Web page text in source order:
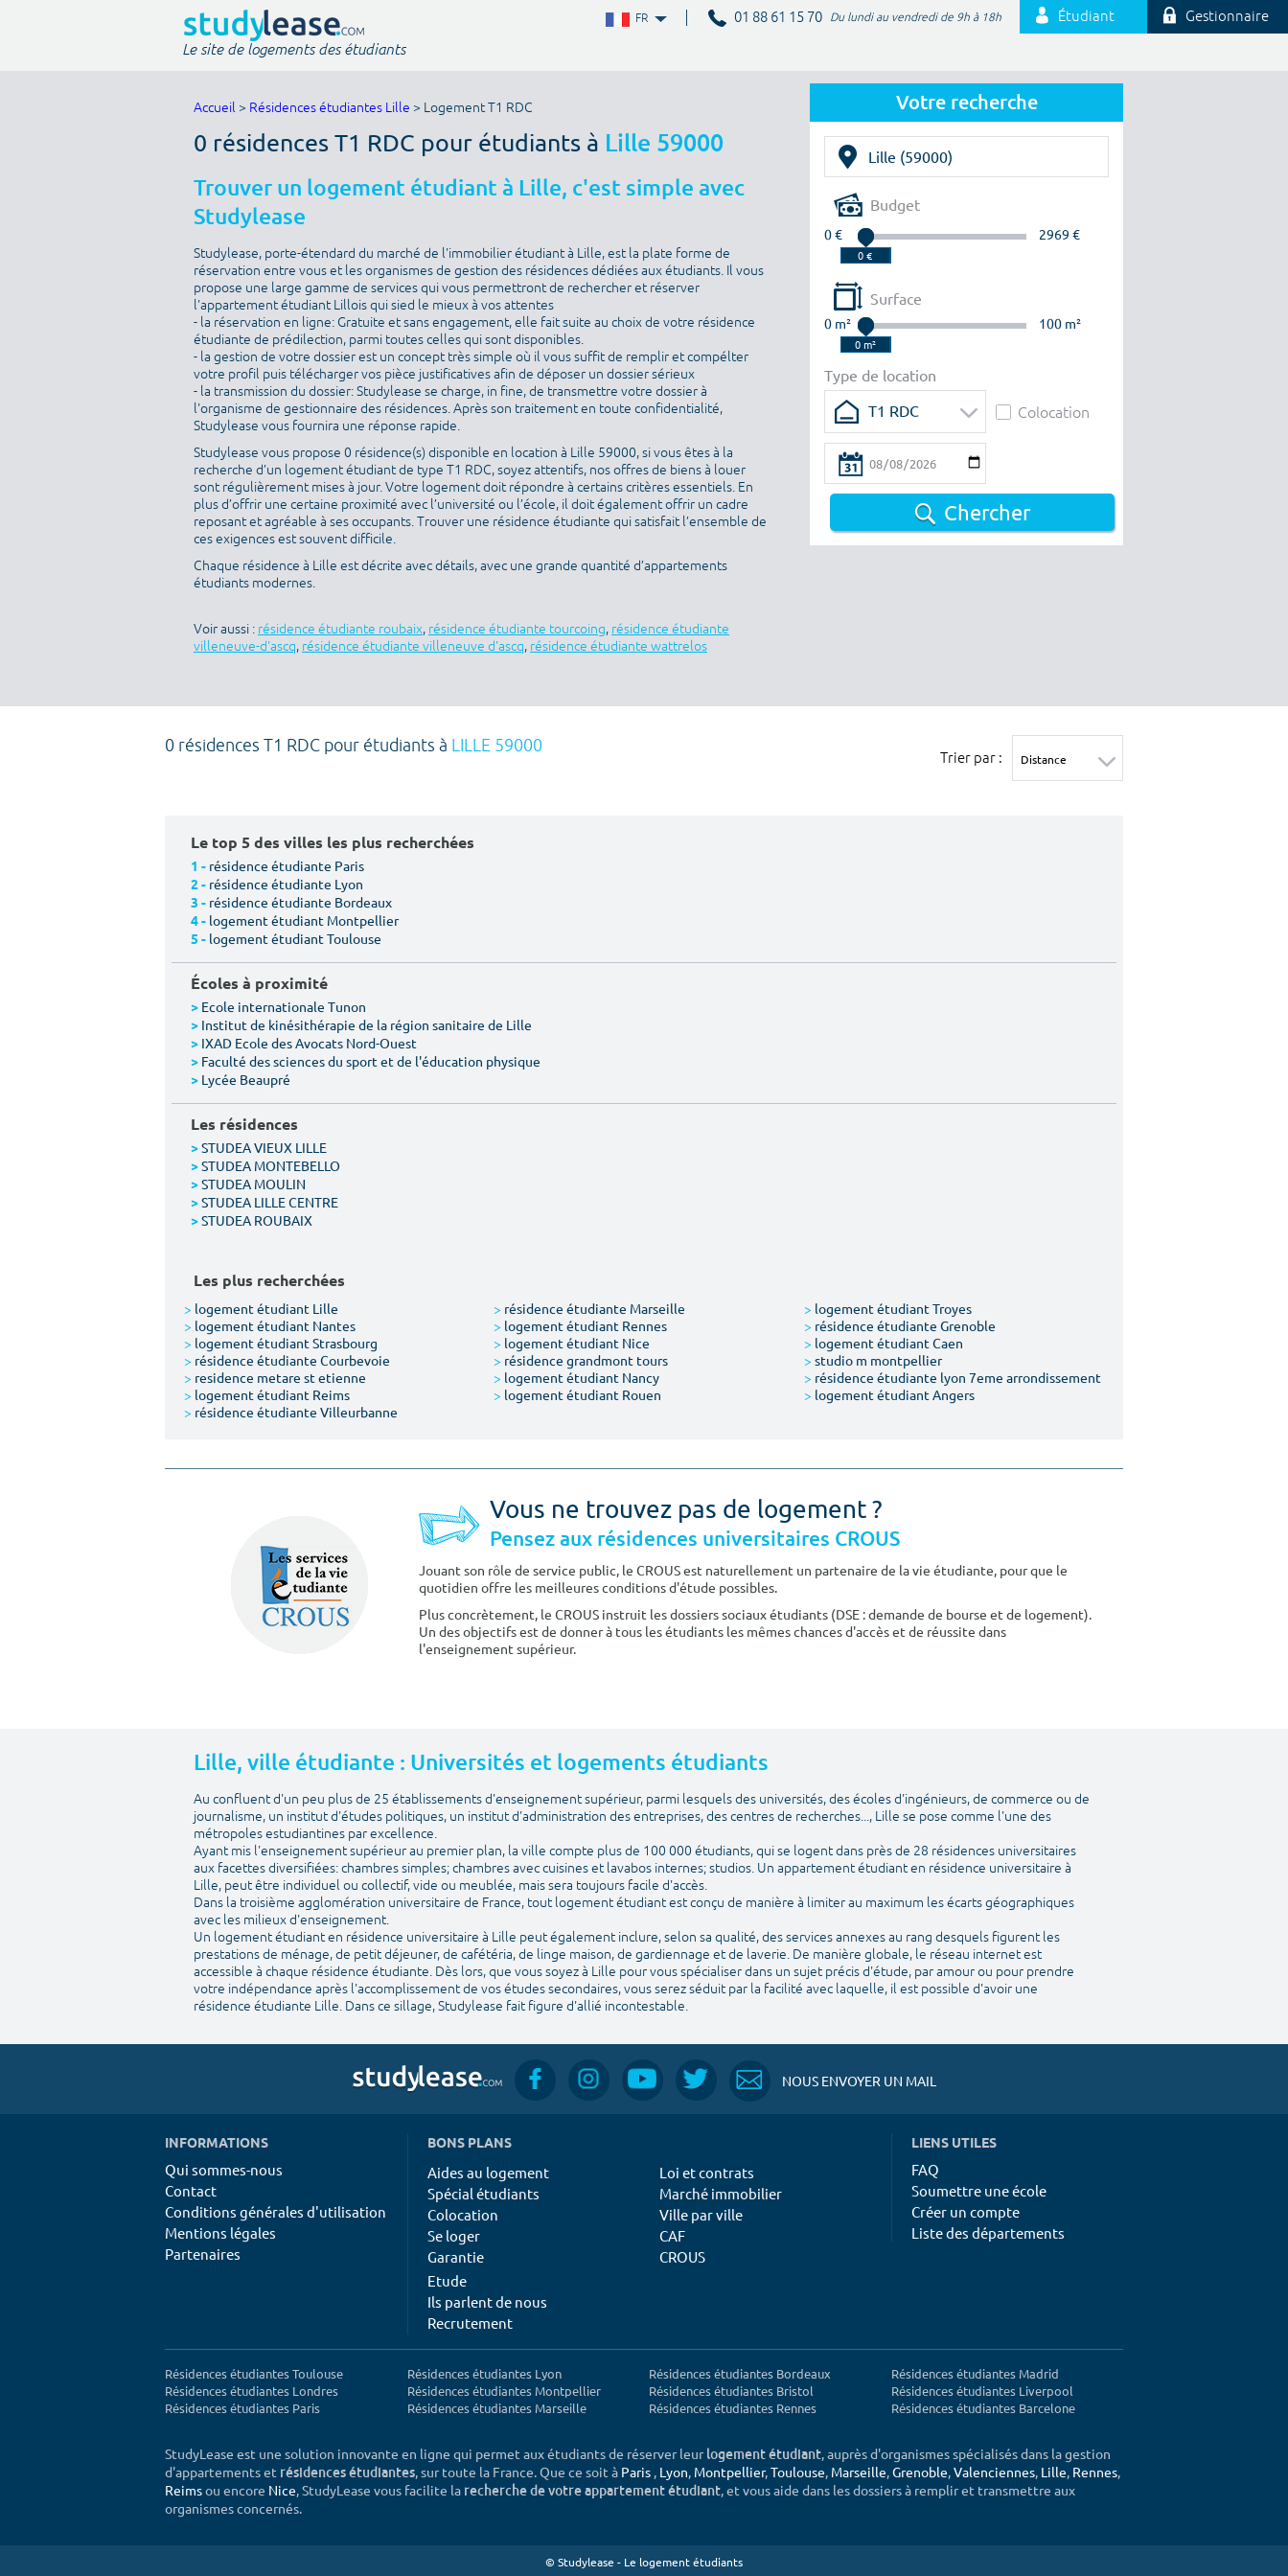
FR 01 88 61 15 70 Du lundi au vendredi de 9h à 18h Étudiant Gestionnaire
Le site de logements des étudiants
Votre recherche
Budget
0 € 2969 €
Surface
0 m² 100 m²
Type de location
T1 RDC
Colocation
Chercher
Accueil > Résidences étudiantes Lille > Logement T1 RDC
0 résidences T1 RDC pour étudiants à Lille 59000
Trouver un logement étudiant à Lille, c'est simple avec
Studylease
Studylease, porte-étendard du marché de l'immobilier étudiant à Lille, est la plate forme de
réservation entre vous et les organismes de gestion des résidences dédiées aux étudiants. Il vous
propose une large gamme de services qui vous permettront de rechercher et réserver
l'appartement étudiant Lillois qui sied le mieux à vos attentes
- la réservation en ligne: Gratuite et sans engagement, elle fait suite au choix de votre résidence
étudiante de prédilection, parmi toutes celles qui sont disponibles.
- la gestion de votre dossier est un concept très simple où il vous suffit de remplir et compélter
votre profil puis télécharger vos pièce justificatives afin de déposer un dossier sérieux
- la transmission du dossier: Studylease se charge, in fine, de transmettre votre dossier à
l'organisme de gestionnaire des résidences. Après son traitement en toute confidentialité,
Studylease vous fournira une réponse rapide.
Studylease vous propose 0 résidence(s) disponible en location à Lille 59000, si vous êtes à la
recherche d’un logement étudiant de type T1 RDC, soyez attentifs, nos offres de biens à louer
sont régulièrement mises à jour. Votre logement doit répondre à certains critères essentiels. En
plus d’offrir une certaine proximité avec l’université ou l’école, il doit également offrir un cadre
reposant et agréable à ses occupants. Trouver une résidence étudiante qui satisfait l’ensemble de
ces exigences est souvent difficile.
Chaque résidence à Lille est décrite avec détails, avec une grande quantité d’appartements
étudiants modernes.
Voir aussi : résidence étudiante roubaix, résidence étudiante tourcoing, résidence étudiante
villeneuve-d'ascq, résidence étudiante villeneuve d'ascq, résidence étudiante wattrelos
0 résidences T1 RDC pour étudiants à LILLE 59000
Trier par :
Le top 5 des villes les plus recherchées
1 - résidence étudiante Paris
2 - résidence étudiante Lyon
3 - résidence étudiante Bordeaux
4 - logement étudiant Montpellier
5 - logement étudiant Toulouse
Écoles à proximité
> Ecole internationale Tunon
> Institut de kinésithérapie de la région sanitaire de Lille
> IXAD Ecole des Avocats Nord-Ouest
> Faculté des sciences du sport et de l'éducation physique
> Lycée Beaupré
Les résidences
>STUDEA VIEUX LILLE
>STUDEA MONTEBELLO
>STUDEA MOULIN
>STUDEA LILLE CENTRE
>STUDEA ROUBAIX
Les plus recherchées
> logement étudiant Lille > résidence étudiante Marseille > logement étudiant Troyes
> logement étudiant Nantes > logement étudiant Rennes > résidence étudiante Grenoble
> logement étudiant Strasbourg > logement étudiant Nice > logement étudiant Caen
> résidence étudiante Courbevoie > résidence grandmont tours > studio m montpellier
> residence metare st etienne > logement étudiant Nancy > résidence étudiante lyon 7eme arrondissement
> logement étudiant Reims > logement étudiant Rouen > logement étudiant Angers
> résidence étudiante Villeurbanne
Vous ne trouvez pas de logement ?
Pensez aux résidences universitaires CROUS
Jouant son rôle de service public, le CROUS est naturellement un partenaire de la vie étudiante, pour que le
quotidien offre les meilleures conditions d'étude possibles.
Plus concrètement, le CROUS instruit les dossiers sociaux étudiants (DSE : demande de bourse et de logement).
Un des objectifs est de donner à tous les étudiants les mêmes chances d'accès et de réussite dans
l'enseignement supérieur.
Lille, ville étudiante : Universités et logements étudiants
Au confluent d'un peu plus de 25 établissements d'enseignement supérieur, parmi lesquels des universités, des écoles d'ingénieurs, de commerce ou de
journalisme, un institut d'études politiques, un institut d'administration des entreprises, des centres de recherches..., Lille se pose comme l'une des
métropoles estudiantines par excellence.
Ayant mis l'enseignement supérieur au premier plan, la ville compte plus de 100 000 étudiants, qui se logent dans près de 28 résidences universitaires
aux facettes diversifiées: chambres simples; chambres avec cuisines et lavabos internes; studios. Un appartement étudiant en résidence universitaire à
Lille, peut être individuel ou collectif, vide ou meublée, mais sera toujours facile d'accès.
Dans la troisième agglomération universitaire de France, tout logement étudiant est conçu de manière à limiter au maximum les écarts géographiques
avec les milieux d'enseignement.
Un logement étudiant en résidence universitaire à Lille peut également inclure, selon sa qualité, des services annexes au rang desquels figurent les
prestations de ménage, de petit déjeuner, de cafétéria, de linge maison, de gardiennage et de laverie. De manière globale, le réseau internet est
accessible à chaque résidence étudiante. Dès lors, que vous soyez à Lille pour vous spécialiser dans un sujet précis d'étude, par amour ou pour prendre
votre indépendance après l'accomplissement de vos études secondaires, vous serez séduit par la facilité avec laquelle, il est possible d'avoir une
résidence étudiante Lille. Dans ce sillage, Studylease fait figure d'allié incontestable.
NOUS ENVOYER UN MAIL
INFORMATIONS
Qui sommes-nous
Contact
Conditions générales d'utilisation
Mentions légales
Partenaires
BONS PLANS
Aides au logement
Spécial étudiants
Colocation
Se loger
Garantie
Loi et contrats
Marché immobilier
Ville par ville
CAF
CROUS
Etude
Ils parlent de nous
Recrutement
LIENS UTILES
FAQ
Soumettre une école
Créer un compte
Liste des départements
Résidences étudiantes Toulouse
Résidences étudiantes Londres
Résidences étudiantes Paris
Résidences étudiantes Lyon
Résidences étudiantes Montpellier
Résidences étudiantes Marseille
Résidences étudiantes Bordeaux
Résidences étudiantes Bristol
Résidences étudiantes Rennes
Résidences étudiantes Madrid
Résidences étudiantes Liverpool
Résidences étudiantes Barcelone
StudyLease est une solution innovante en ligne qui permet aux étudiants de réserver leurlogement étudiant, auprès d'organismes spécialisés dans la gestion
d'appartements et résidences étudiantes, sur toute la France. Que ce soit à Paris , Lyon, Montpellier,Toulouse, Marseille,Grenoble,Valenciennes, Lille, Rennes,
Reimsou encore Nice, StudyLease vous facilite la recherche de votre appartement étudiant, et vous aide dans les dossiers à remplir et transmettre aux
organismes concernés.
© Studylease - Le logement étudiants